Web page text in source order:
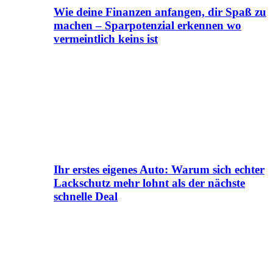
Wie deine Finanzen anfangen, dir Spaß zu
machen – Sparpotenzial erkennen wo
vermeintlich keins ist
Ihr erstes eigenes Auto: Warum sich echter
Lackschutz mehr lohnt als der nächste
schnelle Deal